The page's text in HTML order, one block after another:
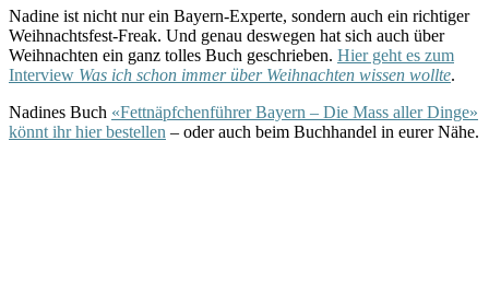
Nadine ist nicht nur ein Bayern-Experte, sondern auch ein richtiger
Weihnachtsfest-Freak. Und genau deswegen hat sich auch über
Weihnachten ein ganz tolles Buch geschrieben. Hier geht es zum
Interview Was ich schon immer über Weihnachten wissen wollte.
Nadines Buch «Fettnäpfchenführer Bayern – Die Mass aller Dinge»
könnt ihr hier bestellen – oder auch beim Buchhandel in eurer Nähe.